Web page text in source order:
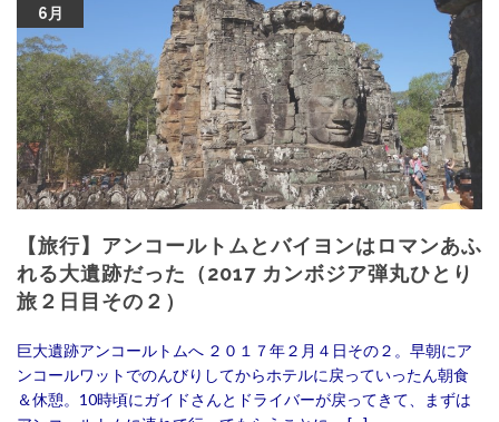
6月
【旅行】アンコールトムとバイヨンはロマンあふ
れる大遺跡だった（2017 カンボジア弾丸ひとり
旅２日目その２）
巨大遺跡アンコールトムへ ２０１７年２月４日その２。早朝にア
ンコールワットでのんびりしてからホテルに戻っていったん朝食
＆休憩。10時頃にガイドさんとドライバーが戻ってきて、まずは